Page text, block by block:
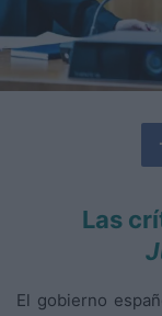
Las
El gobierno